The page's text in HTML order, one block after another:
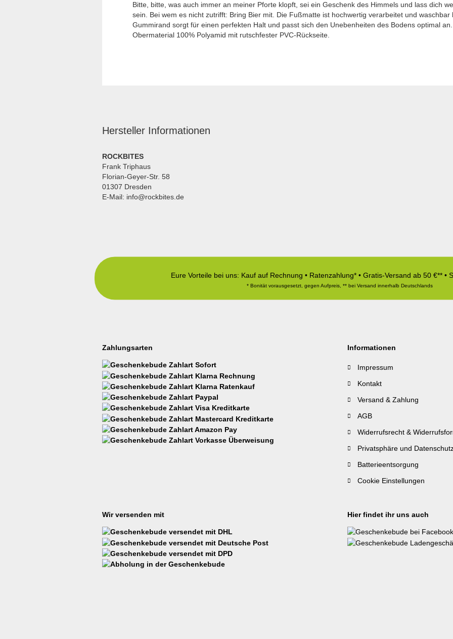
Bitte, bitte, was auch immer an meiner Pforte klopft, sei ein Geschenk des Himmels und lass dich
sein. Bei wem es nicht zutrifft: Bring Bier mit. Die Fußmatte ist hochwertig verarbeitet und waschbar
Gummirand sorgt für einen perfekten Halt und passt sich den Unebenheiten des Bodens optimal
Obermaterial 100% Polyamid mit rutschfester PVC-Rückseite.
Hersteller Informationen
ROCKBITES
Frank Triphaus
Florian-Geyer-Str. 58
01307 Dresden
E-Mail: info@rockbites.de
Eure Vorteile bei uns: Kauf auf Rechnung • Ratenzahlung* • Gratis-Versand ab 50 €** •
* Bonität vorausgesetzt, gegen Aufpreis, ** bei Versand innerhalb Deutschlands
Zahlungsarten Informationen
Impressum
Kontakt
Versand & Zahlung
AGB
Widerrufsrecht &
Privatsphäre und
Batterieentsorgung
Cookie Einstellungen
Wir versenden mit Hier findet ihr uns auch